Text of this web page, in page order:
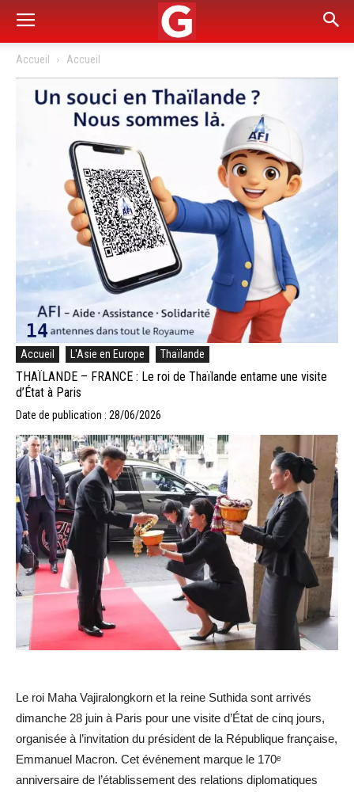
Accueil Accueil
Accueil L'Asie en Europe Thaïlande
THAÏLANDE – FRANCE : Le roi de Thaïlande entame une visite
d’État à Paris
Date de publication : 28/06/2026
Le roi Maha Vajiralongkorn et la reine Suthida sont arrivés
dimanche 28 juin à Paris pour une visite d’État de cinq jours,
organisée à l’invitation du président de la République française,
Emmanuel Macron. Cet événement marque le 170ᵉ
anniversaire de l’établissement des relations diplomatiques